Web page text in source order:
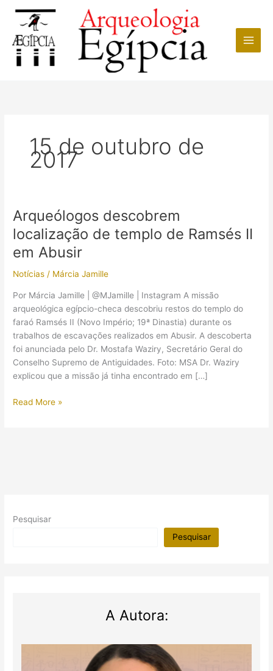
conteúdo
15 de outubro de
2017
Arqueólogos descobrem
localização de templo de Ramsés II
em Abusir
Notícias / Márcia Jamille
Por Márcia Jamille | @MJamille | Instagram A missão
arqueológica egípcio-checa descobriu restos do templo do
faraó Ramsés II (Novo Império; 19ª Dinastia) durante os
trabalhos de escavações realizados em Abusir. A descoberta
foi anunciada pelo Dr. Mostafa Waziry, Secretário Geral do
Conselho Supremo de Antiguidades. Foto: MSA Dr. Waziry
explicou que a missão já tinha encontrado em […]
Arqueólogos
Abusir
Read More »
Pesquisar
Pesquisar
A Autora: